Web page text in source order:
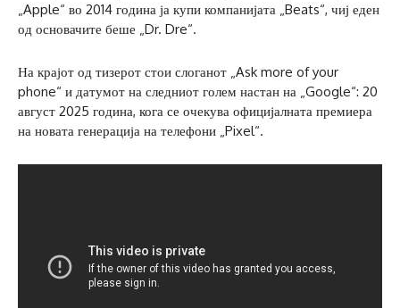
„Apple“ во 2014 година ја купи компанијата „Beats“, чиј еден
од основачите беше „Dr. Dre“.
На крајот од тизерот стои слоганот „Ask more of your
phone“ и датумот на следниот голем настан на „Google“: 20
август 2025 година, кога се очекува официјалната премиера
на новата генерација на телефони „Pixel“.